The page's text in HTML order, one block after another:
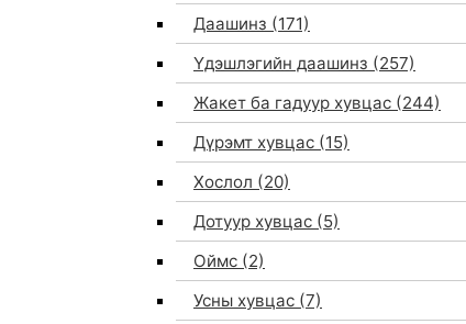
Даашинз (171)
Үдэшлэгийн даашинз (257)
Жакет ба гадуур хувцас (244)
Дүрэмт хувцас (15)
Хослол (20)
Дотуур хувцас (5)
Оймс (2)
Усны хувцас (7)